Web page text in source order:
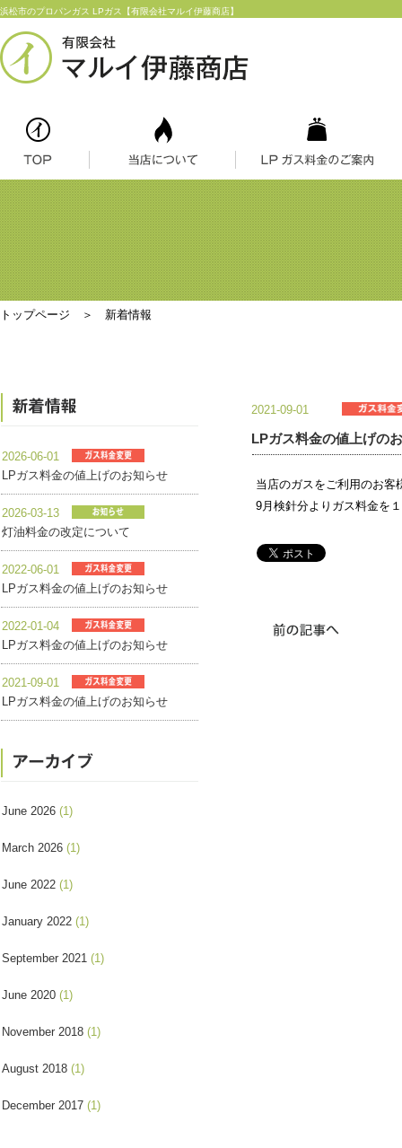
浜松市のプロパンガス LPガス【有限会社マルイ伊藤商店】
トップページ ＞ 新着情報
2026-06-01
LPガス料金の値上げのお知らせ
2026-03-13
灯油料金の改定について
2022-06-01
LPガス料金の値上げのお知らせ
2022-01-04
LPガス料金の値上げのお知らせ
2021-09-01
LPガス料金の値上げのお知らせ
June 2026 (1)
March 2026 (1)
June 2022 (1)
January 2022 (1)
September 2021 (1)
June 2020 (1)
November 2018 (1)
August 2018 (1)
December 2017 (1)
2021-09-01
LPガス料金の値上げの
当店のガスをご利用のお客
9月検針分よりガス料金を